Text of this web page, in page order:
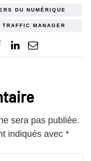
DU NUMÉRIQUE
TRAFFIC MANAGER
sera pas publiée.
indiqués avec *